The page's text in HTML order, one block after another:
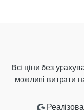
Всі ціни без
можливі витрати